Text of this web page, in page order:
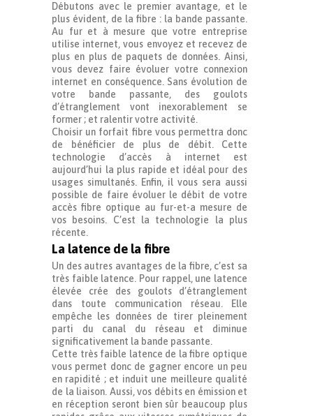
Débutons avec le premier avantage, et le
plus évident, de la fibre : la bande passante.
Au fur et à mesure que votre entreprise
utilise internet, vous envoyez et recevez de
plus en plus de paquets de données. Ainsi,
vous devez faire évoluer votre connexion
internet en conséquence. Sans évolution de
votre bande passante, des goulots
d’étranglement vont inexorablement se
former ; et ralentir votre activité.
Choisir un forfait fibre vous permettra donc
de bénéficier de plus de débit. Cette
technologie d’accès à internet est
aujourd’hui la plus rapide et idéal pour des
usages simultanés. Enfin, il vous sera aussi
possible de faire évoluer le débit de votre
accès fibre optique au fur-et-a mesure de
vos besoins. C’est la technologie la plus
récente.
La latence de la fibre
Un des autres avantages de la fibre, c’est sa
très faible latence. Pour rappel, une latence
élevée crée des goulots d’étranglement
dans toute communication réseau. Elle
empêche les données de tirer pleinement
parti du canal du réseau et diminue
significativement la bande passante.
Cette très faible latence de la fibre optique
vous permet donc de gagner encore un peu
en rapidité ; et induit une meilleure qualité
de la liaison. Aussi, vos débits en émission et
en réception seront bien sûr beaucoup plus